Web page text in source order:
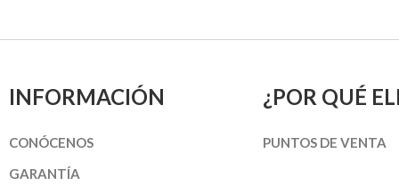
INFORMACIÓN
CONÓCENOS
GARANTÍA
¿POR QUÉ
PUNTOS DE VENTA